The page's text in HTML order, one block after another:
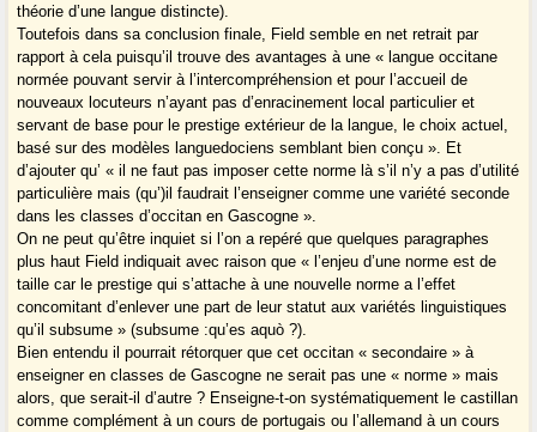
théorie d’une langue distincte).
Toutefois dans sa conclusion finale, Field semble en net retrait par
rapport à cela puisqu’il trouve des avantages à une « langue occitane
normée pouvant servir à l’intercompréhension et pour l’accueil de
nouveaux locuteurs n’ayant pas d’enracinement local particulier et
servant de base pour le prestige extérieur de la langue, le choix actuel,
basé sur des modèles languedociens semblant bien conçu ». Et
d’ajouter qu’ « il ne faut pas imposer cette norme là s’il n’y a pas d’utilité
particulière mais (qu’)il faudrait l’enseigner comme une variété seconde
dans les classes d’occitan en Gascogne ».
On ne peut qu’être inquiet si l’on a repéré que quelques paragraphes
plus haut Field indiquait avec raison que « l’enjeu d’une norme est de
taille car le prestige qui s’attache à une nouvelle norme a l’effet
concomitant d’enlever une part de leur statut aux variétés linguistiques
qu’il subsume » (subsume :qu’es aquò ?).
Bien entendu il pourrait rétorquer que cet occitan « secondaire » à
enseigner en classes de Gascogne ne serait pas une « norme » mais
alors, que serait-il d’autre ? Enseigne-t-on systématiquement le castillan
comme complément à un cours de portugais ou l’allemand à un cours